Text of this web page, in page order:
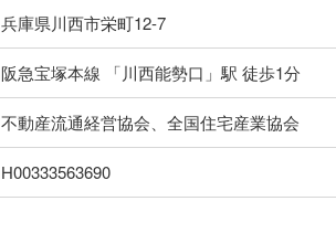
兵庫県川西市栄町12-7
阪急宝塚本線 「川西能勢口」駅 徒歩1分
不動産流通経営協会、全国住宅産業協会
H00333563690